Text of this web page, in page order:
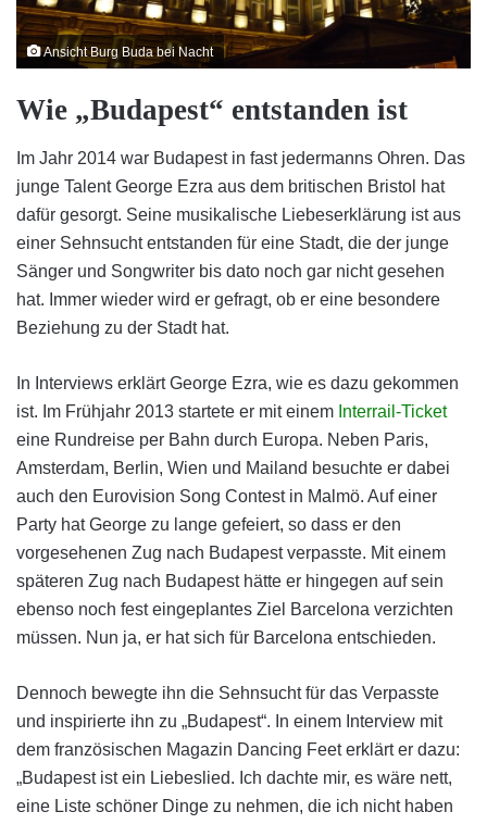
Ansicht Burg Buda bei Nacht
Wie „Budapest“ entstanden ist
Im Jahr 2014 war Budapest in fast jedermanns Ohren. Das
junge Talent George Ezra aus dem britischen Bristol hat
dafür gesorgt. Seine musikalische Liebeserklärung ist aus
einer Sehnsucht entstanden für eine Stadt, die der junge
Sänger und Songwriter bis dato noch gar nicht gesehen
hat. Immer wieder wird er gefragt, ob er eine besondere
Beziehung zu der Stadt hat.
In Interviews erklärt George Ezra, wie es dazu gekommen
ist. Im Frühjahr 2013 startete er mit einem Interrail-Ticket
eine Rundreise per Bahn durch Europa. Neben Paris,
Amsterdam, Berlin, Wien und Mailand besuchte er dabei
auch den Eurovision Song Contest in Malmö. Auf einer
Party hat George zu lange gefeiert, so dass er den
vorgesehenen Zug nach Budapest verpasste. Mit einem
späteren Zug nach Budapest hätte er hingegen auf sein
ebenso noch fest eingeplantes Ziel Barcelona verzichten
müssen. Nun ja, er hat sich für Barcelona entschieden.
Dennoch bewegte ihn die Sehnsucht für das Verpasste
und inspirierte ihn zu „Budapest“. In einem Interview mit
dem französischen Magazin Dancing Feet erklärt er dazu:
„Budapest ist ein Liebeslied. Ich dachte mir, es wäre nett,
eine Liste schöner Dinge zu nehmen, die ich nicht haben